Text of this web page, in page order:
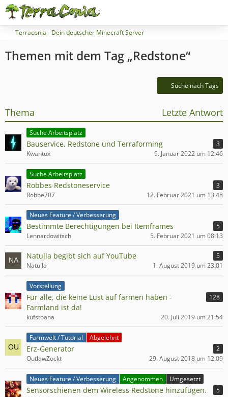
Terraconia - Dein deutscher Minecraft Server
Themen mit dem Tag „Redstone“
Suche nach Tags
Thema Letzte Antwort
Suche Arbeitsplatz
Bauservice, Redstone und Terraforming
3
Kwantux
9. Januar 2022 um 12:46
Suche Arbeitsplatz
Robbes Redstoneservice
3
Robbe707
12. Februar 2021 um 13:48
Neues Feature / Verbesserung
Bestimmte Berechtigungen bei Itemframes
5
Lennardowitsch
5. Februar 2021 um 08:13
Natulla begibt sich auf YouTube
5
Natulla
1. August 2019 um 23:01
Vorstellung
Für alle, die keine Lust auf farmen haben -
Farmland ist da!
128
kufstoana 20. Juli 2019 um 21:54
Farmwelt / Tutorial Abgelehnt
Erz-Generator
2
OutlawZockt
29. August 2018 um 12:09
Neues Feature / Verbesserung Angenommen Umgesetzt
Sensorschienen dem Wireless Redstone hinzufügen.
5